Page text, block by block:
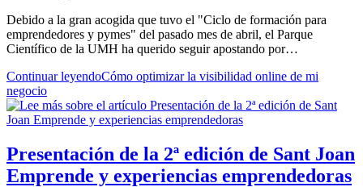
Debido a la gran acogida que tuvo el "Ciclo de formación para
emprendedores y pymes" del pasado mes de abril, el Parque
Científico de la UMH ha querido seguir apostando por…
Continuar leyendoCómo optimizar la visibilidad online de mi
negocio
Presentación de la 2ª edición de Sant Joan
Emprende y experiencias emprendedoras